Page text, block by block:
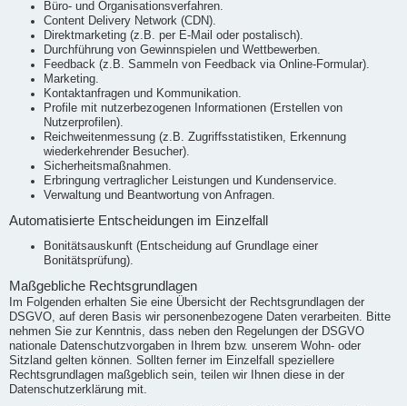
Büro- und Organisationsverfahren.
Content Delivery Network (CDN).
Direktmarketing (z.B. per E-Mail oder postalisch).
Durchführung von Gewinnspielen und Wettbewerben.
Feedback (z.B. Sammeln von Feedback via Online-Formular).
Marketing.
Kontaktanfragen und Kommunikation.
Profile mit nutzerbezogenen Informationen (Erstellen von
Nutzerprofilen).
Reichweitenmessung (z.B. Zugriffsstatistiken, Erkennung
wiederkehrender Besucher).
Sicherheitsmaßnahmen.
Erbringung vertraglicher Leistungen und Kundenservice.
Verwaltung und Beantwortung von Anfragen.
Automatisierte Entscheidungen im Einzelfall
Bonitätsauskunft (Entscheidung auf Grundlage einer
Bonitätsprüfung).
Maßgebliche Rechtsgrundlagen
Im Folgenden erhalten Sie eine Übersicht der Rechtsgrundlagen der
DSGVO, auf deren Basis wir personenbezogene Daten verarbeiten. Bitte
nehmen Sie zur Kenntnis, dass neben den Regelungen der DSGVO
nationale Datenschutzvorgaben in Ihrem bzw. unserem Wohn- oder
Sitzland gelten können. Sollten ferner im Einzelfall speziellere
Rechtsgrundlagen maßgeblich sein, teilen wir Ihnen diese in der
Datenschutzerklärung mit.